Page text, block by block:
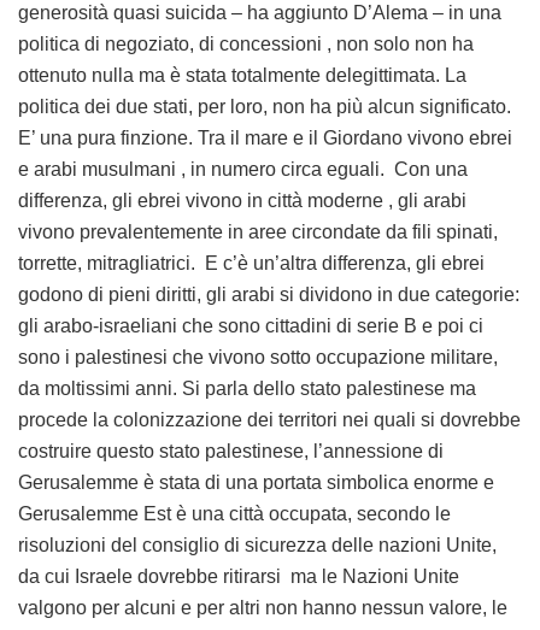
generosità quasi suicida – ha aggiunto D’Alema – in una
politica di negoziato, di concessioni , non solo non ha
ottenuto nulla ma è stata totalmente delegittimata. La
politica dei due stati, per loro, non ha più alcun significato.
E’ una pura finzione. Tra il mare e il Giordano vivono ebrei
e arabi musulmani , in numero circa eguali. Con una
differenza, gli ebrei vivono in città moderne , gli arabi
vivono prevalentemente in aree circondate da fili spinati,
torrette, mitragliatrici. E c’è un’altra differenza, gli ebrei
godono di pieni diritti, gli arabi si dividono in due categorie:
gli arabo-israeliani che sono cittadini di serie B e poi ci
sono i palestinesi che vivono sotto occupazione militare,
da moltissimi anni. Si parla dello stato palestinese ma
procede la colonizzazione dei territori nei quali si dovrebbe
costruire questo stato palestinese, l’annessione di
Gerusalemme è stata di una portata simbolica enorme e
Gerusalemme Est è una città occupata, secondo le
risoluzioni del consiglio di sicurezza delle nazioni Unite,
da cui Israele dovrebbe ritirarsi ma le Nazioni Unite
valgono per alcuni e per altri non hanno nessun valore, le